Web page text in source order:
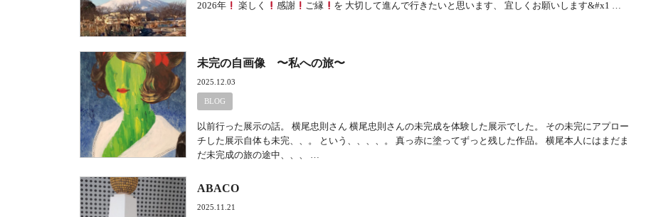
2026年 楽しく 感謝 ご縁 を 大切して進んで行きたいと思います、 宜しくお願いします&#x1 …
未完の自画像 〜私への旅〜
2025.12.03
BLOG
以前行った展示の話。 横尾忠則さん 横尾忠則さんの未完成を体験した展示でした。 その未完にアプロー
チした展示自体も未完、、。 という、、、、。 真っ赤に塗ってずっと残した作品。 横尾本人にはまだま
だ未完成の旅の途中、、、 …
ABACO
2025.11.21